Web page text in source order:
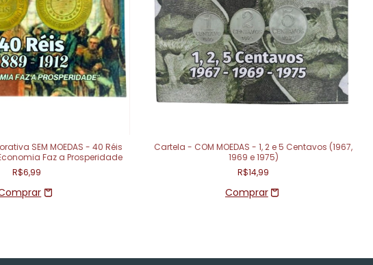
SEM MOEDAS - 40 Réis
Faz a Prosperidade
R$6,99
Cartela - COM MOEDAS - 1, 2 e 5 Centavos (1967,
1969 e 1975)
R$14,99